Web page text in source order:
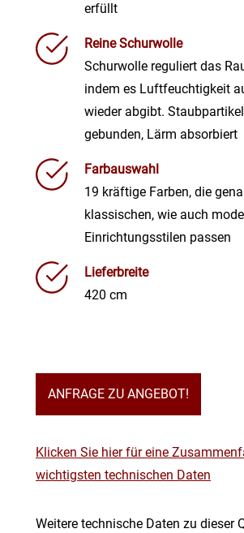
erfüllt
Reine Schurwolle
Schurwolle reguliert das
indem es Luftfeuchtigkeit
wieder abgibt.
gebunden, Lärm absorbiert
Farbauswahl
19 kräftige Farben, die
klassischen, wie auch
Einrichtungsstilen passen
Lieferbreite
420 cm
ANFRAGE ZU ANGEBOT!
Klicken Sie hier für eine
wichtigsten technischen Daten
Weitere technische Daten zu dieser